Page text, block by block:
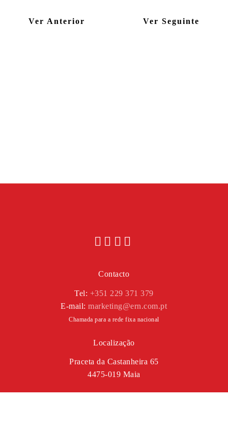
Ver Anterior Ver Seguinte
Contacto
Tel: +351 229 371 379
E-mail:marketing@ern.com.pt
Chamada para a rede fixa nacional
Localização
Praceta da Castanheira 65
4475-019 Maia